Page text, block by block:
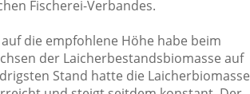
Fischerei-Verbandes.
die empfohlene Höhe habe beim
der Laicherbestandsbiomasse auf
Stand hatte die Laicherbiomasse